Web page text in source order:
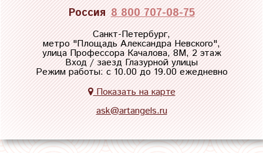
Россия 8 800 707-08-75
Санкт-Петербург,
метро "Площадь Александра Невского",
улица Профессора Качалова, 8М, 2 этаж
Вход / заезд Глазурной улицы
Режим работы: с 10.00 до 19.00 ежедневно
Показать на карте
ask@artangels.ru